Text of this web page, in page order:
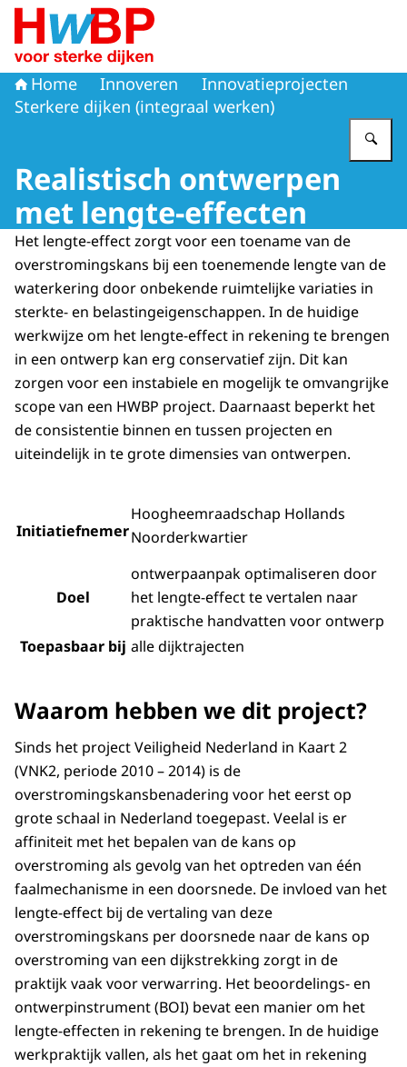
Naar de homepage van
Home Innoveren
Innovatieprojecten
Sterkere dijken (integraal werken)
Realistisch ontwerpen
met lengte-effecten
Het lengte-effect zorgt voor een toename van de
overstromingskans bij een toenemende lengte van de
waterkering door onbekende ruimtelijke variaties in
sterkte- en belastingeigenschappen. In de huidige
werkwijze om het lengte-effect in rekening te brengen
in een ontwerp kan erg conservatief zijn. Dit kan
zorgen voor een instabiele en mogelijk te omvangrijke
scope van een HWBP project. Daarnaast beperkt het
de consistentie binnen en tussen projecten en
uiteindelijk in te grote dimensies van ontwerpen.
Initiatiefnemer
Hoogheemraadschap Hollands
Noorderkwartier
Doel
ontwerpaanpak optimaliseren door
het lengte-effect te vertalen naar
praktische handvatten voor ontwerp
Toepasbaar bij alle dijktrajecten
Waarom hebben we dit project?
Sinds het project Veiligheid Nederland in Kaart 2
(VNK2, periode 2010 – 2014) is de
overstromingskansbenadering voor het eerst op
grote schaal in Nederland toegepast. Veelal is er
affiniteit met het bepalen van de kans op
overstroming als gevolg van het optreden van één
faalmechanisme in een doorsnede. De invloed van het
lengte-effect bij de vertaling van deze
overstromingskans per doorsnede naar de kans op
overstroming van een dijkstrekking zorgt in de
praktijk vaak voor verwarring. Het beoordelings- en
ontwerpinstrument (BOI) bevat een manier om het
lengte-effecten in rekening te brengen. In de huidige
werkpraktijk vallen, als het gaat om het in rekening